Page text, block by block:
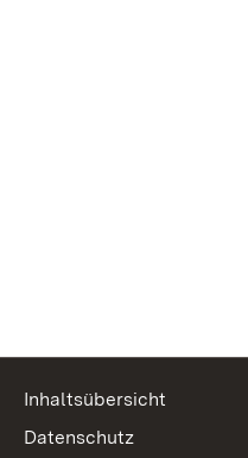
Inhaltsübersicht
Datenschutz